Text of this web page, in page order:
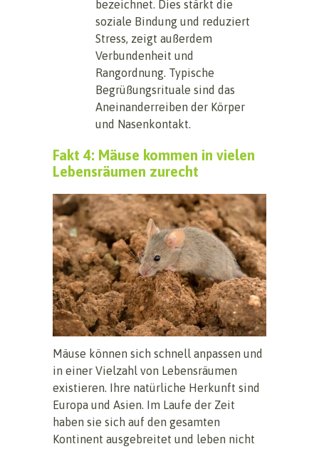
bezeichnet. Dies stärkt die
soziale Bindung und reduziert
Stress, zeigt außerdem
Verbundenheit und
Rangordnung. Typische
Begrüßungsrituale sind das
Aneinanderreiben der Körper
und Nasenkontakt.
Fakt 4: Mäuse kommen in vielen
Lebensräumen zurecht
Mäuse können sich schnell anpassen und
in einer Vielzahl von Lebensräumen
existieren. Ihre natürliche Herkunft sind
Europa und Asien. Im Laufe der Zeit
haben sie sich auf den gesamten
Kontinent ausgebreitet und leben nicht